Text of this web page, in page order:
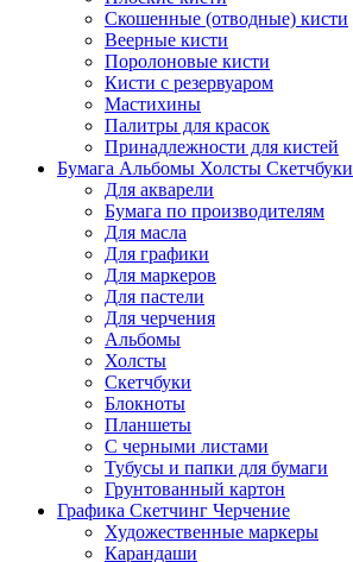
Скошенные (отводные) кисти
Веерные кисти
Поролоновые кисти
Кисти с резервуаром
Мастихины
Палитры для красок
Принадлежности для кистей
Бумага Альбомы Холсты Скетчбуки
Для акварели
Бумага по производителям
Для масла
Для графики
Для маркеров
Для пастели
Для черчения
Альбомы
Холсты
Скетчбуки
Блокноты
Планшеты
С черными листами
Тубусы и папки для бумаги
Грунтованный картон
Графика Скетчинг Черчение
Художественные маркеры
Карандаши